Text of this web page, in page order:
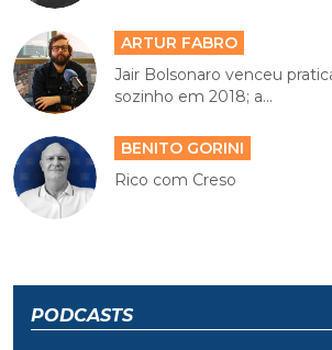
ARTUR FABRO
Jair Bolsonaro venceu
sozinho em 2018; a...
BENITO GORINI
Rico com Creso
PODCASTS